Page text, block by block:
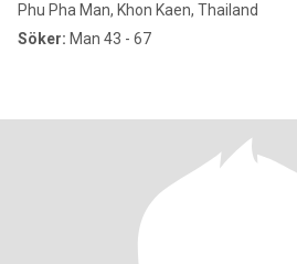
Phu Pha Man, Khon Kaen, Thailand
Söker: Man 43 - 67